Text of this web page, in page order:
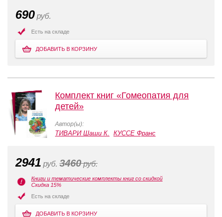
690 руб.
Есть на складе
ДОБАВИТЬ В КОРЗИНУ
Комплект книг «Гомеопатия для
детей»
Автор(ы):
ТИВАРИ Шаши К. КУССЕ Франс
2941 руб. 3460руб.
Книги и тематические комплекты книг со скидкой
Скидка 15%
Есть на складе
ДОБАВИТЬ В КОРЗИНУ